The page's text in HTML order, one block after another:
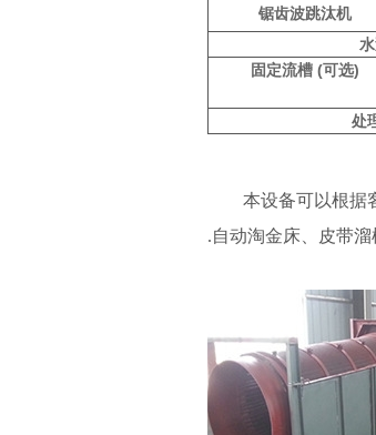
锯齿波跳汰机
固定流槽 (可选)
处
本设备可以根据
.自动淘金床、皮带溜